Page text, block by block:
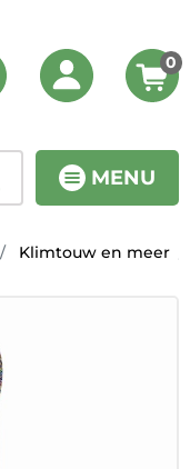
MENU
0
Klimtouw en meer